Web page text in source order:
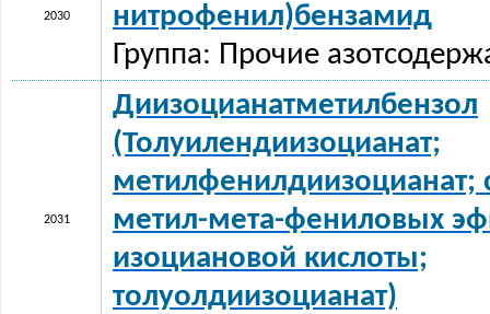
2030
нитрофенил)бензамид
Группа: Прочие
2031
Диизоцианатметилбензол
(Толуилендиизоцианат;
метилфенилдиизоцианат;
метил-мета-фениловых
изоциановой кислоты;
толуолдиизоцианат)